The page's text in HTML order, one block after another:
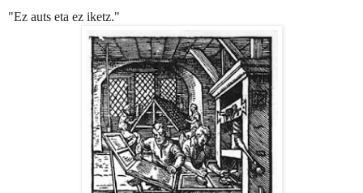
"Ez auts eta ez iketz."